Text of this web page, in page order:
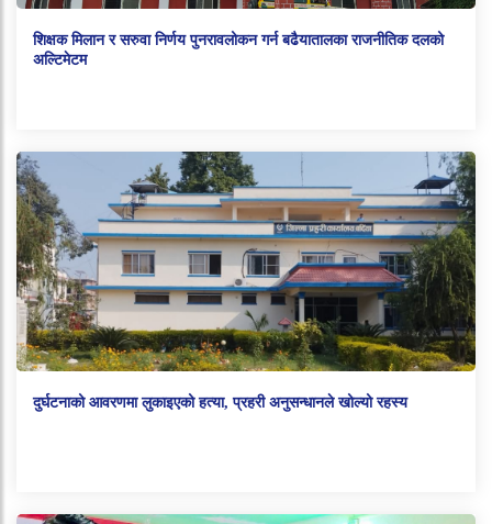
शिक्षक मिलान र सरुवा निर्णय पुनरावलोकन गर्न बढैयातालका राजनीतिक दलको
अल्टिमेटम
दुर्घटनाको आवरणमा लुकाइएको हत्या, प्रहरी अनुसन्धानले खोल्यो रहस्य